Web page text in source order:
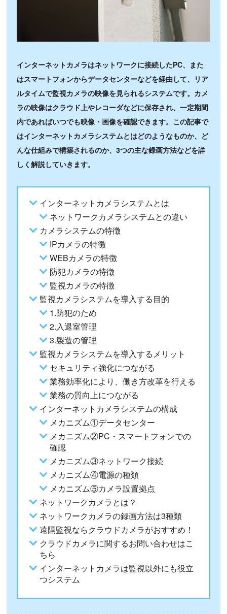
インターネットカメラはネットワークに接続したPC、また
はスマートフォンからデータセンターなどを経由して、リア
ルタイムで監視カメラの映像を見られるシステムです。カメ
ラの映像はクラウド上やレコーダなどに保存され、一定期間
内であればいつでも映像・画像を確認できます。この記事で
はインターネットカメラシステムとはどのようなものか、ど
んな仕組みで構築されるのか、3つの主な録画方法などを詳
しく解説していきます。
インターネットカメラシステムとは
ネットワークカメラシステムとの違い
カメラシステムの特徴
IPカメラの特徴
WEBカメラの特徴
防犯カメラの特徴
監視カメラの特徴
監視カメラシステムを導入する目的
1.防犯のため
2.入退室管理
3.製造の管理
監視カメラシステムを導入するメリット
セキュリティ強化につながる
業務効率化により、働き方改革を行える
業務の質向上につながる
インターネットカメラシステムの構成
メカニズム①データセンター
メカニズム②PC・スマートフォンでの
確認
メカニズム③ネットワーク接続
メカニズム④電源の種類
メカニズム⑤カメラ設置拠点
ネットワークカメラとは？
ネットワークカメラの録画方法は3種類
遠隔監視ならクラウドカメラがおすすめ！
クラウドカメラに関するお問い合わせはこ
ちら
インターネットカメラは監視以外にも役立
つシステム